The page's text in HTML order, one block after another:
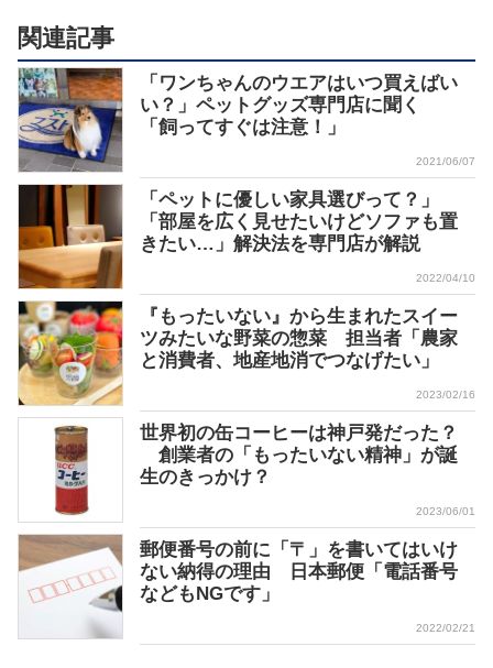
関連記事
「ワンちゃんのウエアはいつ買えばい
い？」ペットグッズ専門店に聞く
「飼ってすぐは注意！」
2021/06/07
「ペットに優しい家具選びって？」
「部屋を広く見せたいけどソファも置
きたい…」解決法を専門店が解説
2022/04/10
『もったいない』から生まれたスイー
ツみたいな野菜の惣菜 担当者「農家
と消費者、地産地消でつなげたい」
2023/02/16
世界初の缶コーヒーは神戸発だった？
創業者の「もったいない精神」が誕
生のきっかけ？
2023/06/01
郵便番号の前に「〒」を書いてはいけ
ない納得の理由 日本郵便「電話番号
などもNGです」
2022/02/21